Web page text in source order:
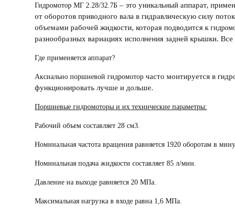
Гидромотор МГ 2.28/32.7Б – это уникальный аппарат,
от оборотов приводного вала в гидравлическую силу
объемами рабочей жидкости, которая подводится к
разнообразных вариациях исполнения задней крышки.
Где применяется аппарат?
Аксиально поршневой гидромотор часто монтируется в
функционировать лучше и дольше.
Поршневые гидромоторы и их технические параметры:
Рабочий объем составляет 28 см3.
Номинальная частота вращения равняется 1920 оборотам в
Номинальная подача жидкости составляет 85 л/мин.
Давление на выходе равняется 20 МПа.
Максимальная нагрузка в входе равна 1,6 МПа.